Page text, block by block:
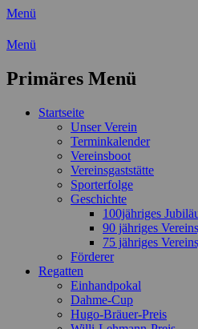
Menü
Wassersport-
Menü
Primäres Menü
Zum
Startseite
Unser Verein
Terminkalender
Vereinsboot
Vereinsgaststätte
Sporterfolge
Geschichte
100jähriges
90 jähriges
75 jähriges
Förderer
Regatten
Einhandpokal
Dahme-Cup
Hugo-Bräuer-Preis